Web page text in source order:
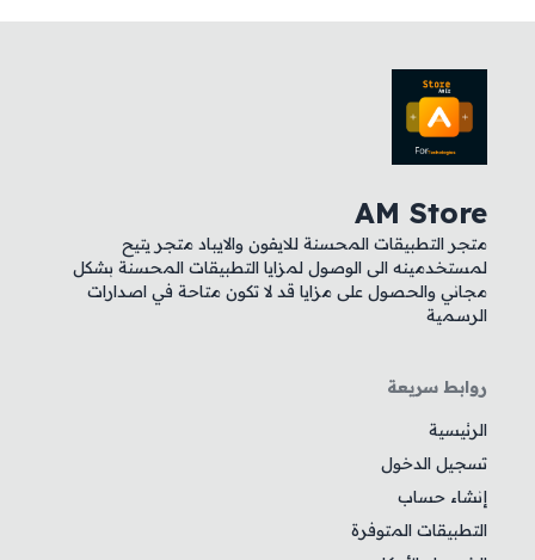
AM Store
متجر التطبيقات المحسنة للايفون والايباد متجر يتيح
لمستخدمينه الى الوصول لمزايا التطبيقات المحسنة بشكل
مجاني والحصول على مزايا قد لا تكون متاحة في اصدارات
الرسمية
روابط سريعة
الرئيسية
تسجيل الدخول
إنشاء حساب
التطبيقات المتوفرة